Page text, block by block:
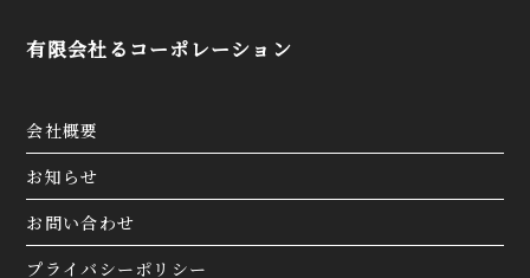
有限会社るコーポレーション
会社概要
お知らせ
お問い合わせ
プライバシーポリシー